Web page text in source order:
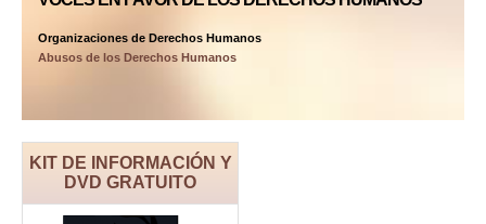
Organizaciones de Derechos Humanos
Abusos de los Derechos Humanos
KIT DE INFORMACIÓN Y
DVD GRATUITO